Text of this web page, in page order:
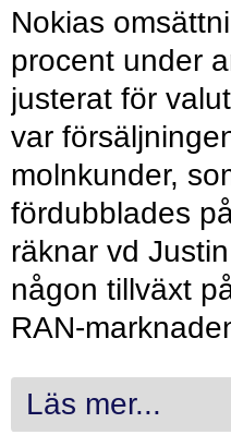
Nokias
procent under
justerat för
var
molnkunder,
fördubblades
räknar vd
någon tillväxt
RAN-
Läs mer...